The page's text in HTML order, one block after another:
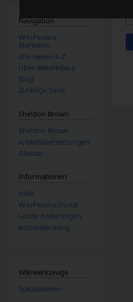
Navigation
WikiPedalia -
Startseite
Alle Seiten A-Z
Über WikiPedalia
Blog
Zufällige Seite
Sheldon Brown
Sheldon Brown
Artikelübersetzungen
Glossar
Informationen
Hilfe
WikiPedalia:Portal
Letzte Änderungen
Kostendeckung
Wikiwerkzeuge
Spezialseiten